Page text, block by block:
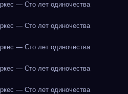
— Сто лет одиночества
— Сто лет одиночества
— Сто лет одиночества
— Сто лет одиночества
— Сто лет одиночества